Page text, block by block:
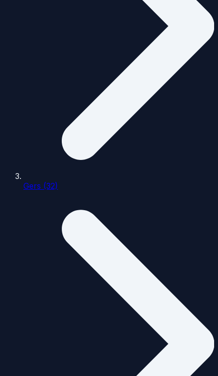
Gers (32)